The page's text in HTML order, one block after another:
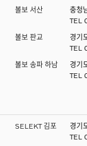
볼보 서산
충청
TEL
볼보 판교
경기
TEL
볼보 송파 하남
경기
TEL
SELEKT 김포
경기
TEL